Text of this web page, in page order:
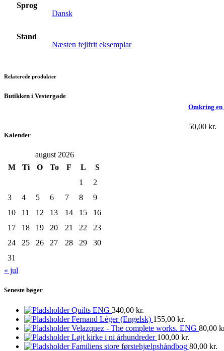
Sprog
Dansk
Stand
Næsten fejlfrit eksemplar
Relaterede produkter
Omkring en
50,00 kr.
Butikken i Vestergade
Kalender
august 2026
M
Ti O To F L
S
1
2
3
4 5 6 7 8
9
10
11 12 13 14 15
16
17
18 19 20 21 22
23
24
25 26 27 28 29
30
31
« jul
Seneste bøger
Quilts ENG 340,00 kr.
Fernand Léger (Engelsk) 155,00 kr.
Velazquez - The complete works. ENG 80,00
Løjt kirke i ni århundreder 100,00 kr.
Familiens store førstehjælpshåndbog 80,00 kr.